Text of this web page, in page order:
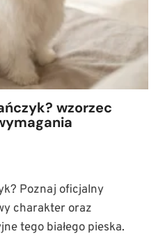
wzorzec
Poznaj oficjalny
charakter oraz
tego białego pieska.